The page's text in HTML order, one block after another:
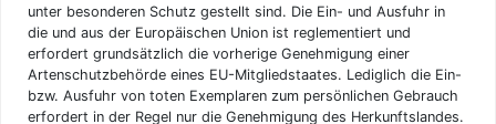
unter besonderen Schutz gestellt sind. Die Ein- und Ausfuhr in
die und aus der Europäischen Union ist reglementiert und
erfordert grundsätzlich die vorherige Genehmigung einer
Artenschutzbehörde eines EU-Mitgliedstaates. Lediglich die Ein-
bzw. Ausfuhr von toten Exemplaren zum persönlichen Gebrauch
erfordert in der Regel nur die Genehmigung des Herkunftslandes.